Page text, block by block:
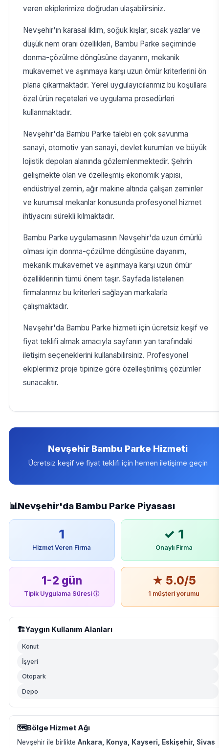
veren ekiplerimize doğrudan ulaşabilirsiniz.
Nevşehir'ın karasal iklim, soğuk kışlar, sıcak yazlar ve
düşük nem oranı özellikleri, Bambu Parke seçiminde
donma-çözülme döngüsüne dayanım, mekanik
mukavemet ve aşınmaya karşı uzun ömür kriterlerini ön
plana çıkarmaktadır. Yerel uygulayıcılarımız bu koşullara
özel ürün reçeteleri ve uygulama prosedürleri
kullanmaktadır.
Nevşehir'da Bambu Parke talebi en çok savunma
sanayi, otomotiv yan sanayi, devlet kurumları ve büyük
lojistik depoları alanında gözlemlenmektedir. Şehrin
gelişmekte olan ve özelleşmiş ekonomik yapısı,
endüstriyel zemin, ağır makine altında çalışan zeminler
ve kurumsal mekanlar konusunda profesyonel hizmet
ihtiyacını sürekli kılmaktadır.
Bambu Parke uygulamasının Nevşehir'da uzun ömürlü
olması için donma-çözülme döngüsüne dayanım,
mekanik mukavemet ve aşınmaya karşı uzun ömür
özelliklerinin tümü önem taşır. Sayfada listelenen
firmalarımız bu kriterleri sağlayan markalarla
çalışmaktadır.
Nevşehir'da Bambu Parke hizmeti için ücretsiz keşif ve
fiyat teklifi almak amacıyla sayfanın yan tarafındaki
iletişim seçeneklerini kullanabilirsiniz. Profesyonel
ekiplerimiz proje tipinize göre özelleştirilmiş çözümler
sunacaktır.
Nevşehir Bambu Parke Hizmeti
Ücretsiz keşif ve fiyat teklifi için hemen iletişime geçin
📊Nevşehir'da Bambu Parke Piyasası
1
Hizmet Veren Firma
✓ 1
Onaylı Firma
1-2 gün
Tipik Uygulama Süresiⓘ
★ 5.0/5
1 müşteri yorumu
🏗️Yaygın Kullanım Alanları
Konut
İşyeri
Otopark
Depo
🗺️Bölge Hizmet Ağı
Nevşehir ile birlikte Ankara, Konya, Kayseri, Eskişehir, Sivas